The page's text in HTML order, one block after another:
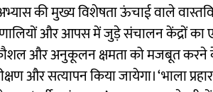
की मुख्य विशेषता ऊंचाई वाले
और आपस में जुड़े संचालन केंद्रों
कौशल और अनुकूलन क्षमता को मजबूत करने
और सत्यापन किया जायेगा। ‘भाला